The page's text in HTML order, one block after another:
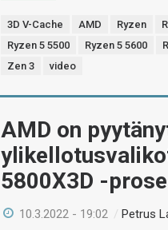
3D V-Cache AMD Ryzen
Ryzen 5 5500
Ryzen 5 5600
Zen 3
video
AMD on
5800X3D -
10.3.2022 - 19:02 /Petrus